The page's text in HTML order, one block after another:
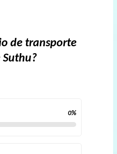
de transporte
0%